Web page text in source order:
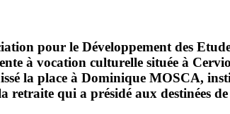
pour le Développement des
à vocation culturelle située à
la place à Dominique MOSCA,
retraite qui a présidé aux destinées